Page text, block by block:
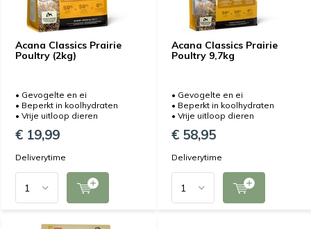
Acana Classics Prairie
Poultry (2kg)
• Gevogelte en ei
• Beperkt in koolhydraten
• Vrije uitloop dieren
€ 19,99
Deliverytime
Acana Classics Prairie
Poultry 9,7kg
• Gevogelte en ei
• Beperkt in koolhydraten
• Vrije uitloop dieren
€ 58,95
Deliverytime